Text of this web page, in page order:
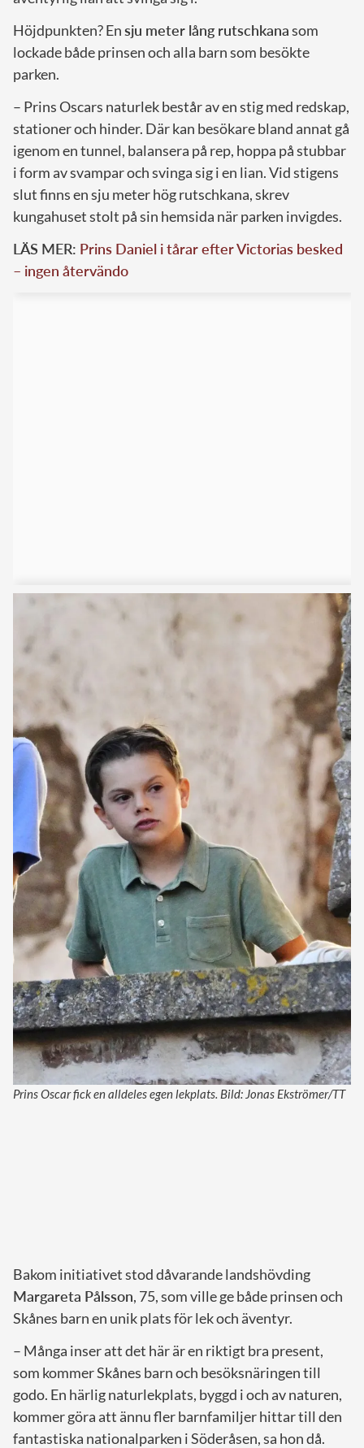
Höjdpunkten? Ensju meter lång rutschkanasom
lockade både prinsen och alla barn som besökte
parken.
– Prins Oscars naturlek består av en stig med redskap,
stationer och hinder. Där kan besökare bland annat gå
igenom en tunnel, balansera på rep, hoppa på stubbar
i form av svampar och svinga sig i en lian. Vid stigens
slut finns en sju meter hög rutschkana, skrev
kungahuset stolt på sin hemsida när parken invigdes.
LÄS MER: Prins Daniel i tårar efter Victorias besked
– ingen återvändo
Prins Oscar fick en alldeles egen lekplats. Bild: Jonas Ekströmer/TT
Bakom initiativet stod dåvarande landshövding
Margareta Pålsson, 75, som ville ge både prinsen och
Skånes barn en unik plats för lek och äventyr.
– Många inser att det här är en riktigt bra present,
som kommer Skånes barn och besöksnäringen till
godo. En härlig naturlekplats, byggd i och av naturen,
kommer göra att ännu fler barnfamiljer hittar till den
fantastiska nationalparken i Söderåsen, sa hon då.